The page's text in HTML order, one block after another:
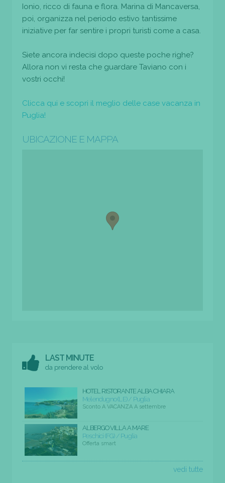
Ionio, ricco di fauna e flora. Marina di Mancaversa,
poi, organizza nel periodo estivo tantissime
iniziative per far sentire i propri turisti come a casa.
Siete ancora indecisi dopo queste poche righe?
Allora non vi resta che guardare Taviano con i
vostri occhi!
Clicca qui e scopri il meglio delle case vacanza in
Puglia!
UBICAZIONE E MAPPA
LAST MINUTE
da prendere al volo
HOTEL RISTORANTE ALBA CHIARA
Melendugno (LE) / Puglia
Sconto A VACANZA A settembre
ALBERGO VILLA A MARE
Peschici (FG) / Puglia
Offerta smart
vedi tutte